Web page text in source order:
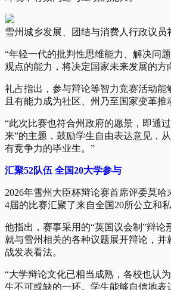
雪州城乡发展、团结与消费人行政议员
“年轻一代的批判性思维能力、解决问
观点的能力，将决定国家未来发展的方
礼占指出，参与辩论等智力竞赛活动能
且有能力成为社区、州乃至国家变革推
“此次比赛也符合州政府的愿景，即通
来”的主题，鼓励学生自由表达意见，
有竞争力的毕业生。”
汇聚52队伍 全国20大学参与
2026年雪州大臣杯辩论赛首席评委莫
4届的比赛汇聚了来自全国20所公立和
他指出，赛事采用的“英国议会制”辩论
就与雪州相关的各种议题展开辩论，并
战发表看法。
“大学辩论文化已相当成熟，各校也认
生不可或缺的一环。学生能够自信地表